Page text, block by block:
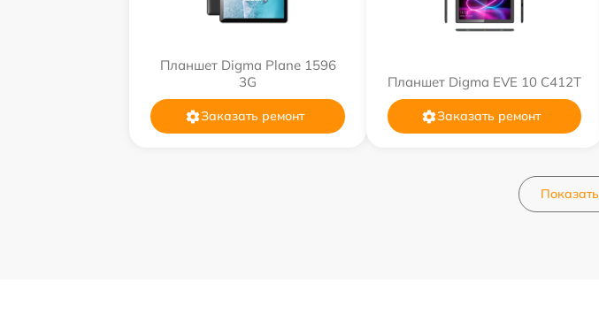
Планшет Digma Plane 1596
3G
Заказать ремонт
Планшет Digma EVE 10 C412T
Заказать ремонт